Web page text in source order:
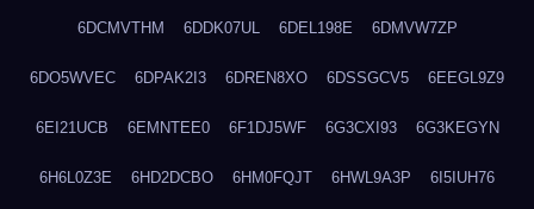
6DCMVTHM 6DDK07UL 6DEL198E 6DMVW7ZP
6DO5WVEC 6DPAK2I3 6DREN8XO 6DSSGCV5 6EEGL9Z9
6EI21UCB 6EMNTEE0 6F1DJ5WF 6G3CXI93 6G3KEGYN
6H6L0Z3E 6HD2DCBO 6HM0FQJT 6HWL9A3P 6I5IUH76